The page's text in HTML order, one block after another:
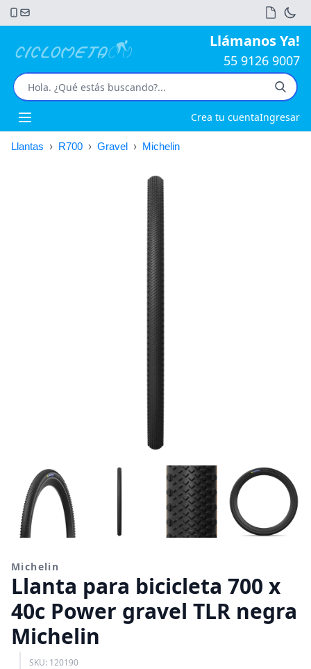
Llámanos Ya!
55 9126 9007
Open main menu Crea tu cuentaIngresar
Llantas › R700 › Gravel › Michelin
Michelin
Llanta para bicicleta 700 x
40c Power gravel TLR negra
Michelin
SKU: 120190